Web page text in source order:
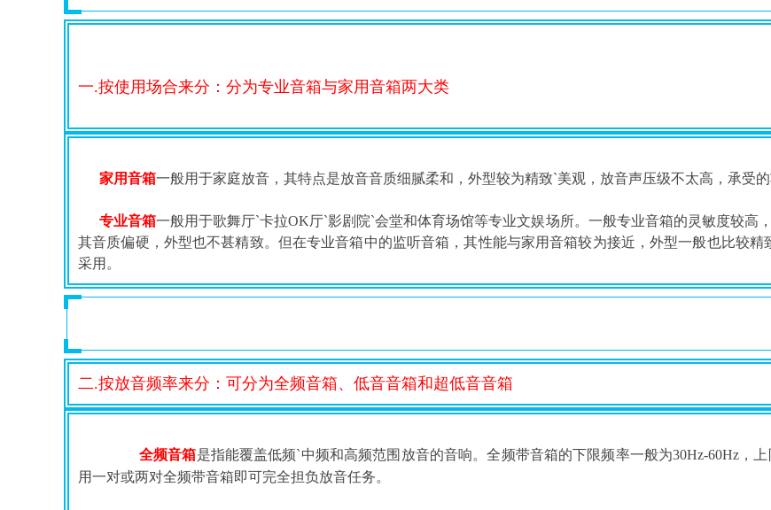
一.按使用场合来分：分为专业音箱与家用音箱两大类
家用音箱一般用于家庭放音，其特点是放音音质细腻柔和，外型较为精致`美观，放音声压级不太高，承受的
专业音箱一般用于歌舞厅`卡拉OK厅`影剧院`会堂和体育场馆等专业文娱场所。一般专业音箱的灵敏度较高
其音质偏硬，外型也不甚精致。但在专业音箱中的监听音箱，其性能与家用音箱较为接近，外型一般也比较
采用。
二.按放音频率来分：可分为全频音箱、低音音箱和超低音音箱
全频音箱是指能覆盖低频`中频和高频范围放音的音响。全频带音箱的下限频率一般为30Hz-60Hz，
用一对或两对全频带音箱即可完全担负放音任务。